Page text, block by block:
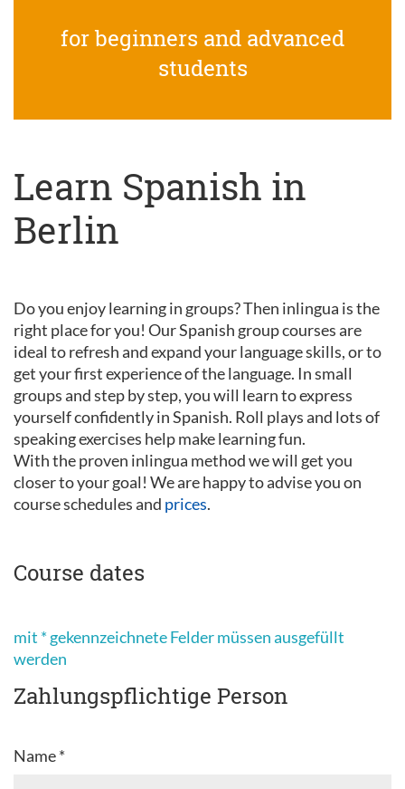
for beginners and advanced
students
Learn Spanish in
Berlin
Do you enjoy learning in groups? Then inlingua is the
right place for you! Our Spanish group courses are
ideal to refresh and expand your language skills, or to
get your first experience of the language. In small
groups and step by step, you will learn to express
yourself confidently in Spanish. Roll plays and lots of
speaking exercises help make learning fun.
With the proven inlingua method we will get you
closer to your goal! We are happy to advise you on
course schedules and prices.
Course dates
mit * gekennzeichnete Felder müssen ausgefüllt
werden
Zahlungspflichtige Person
Name *